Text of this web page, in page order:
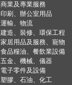
商業及專業服務
印刷、辦公室用品
運輸、物流
建造、裝修、環保工程
家居用品及服務、寵物
食品糧油、餐飲業設備
五金、機械、儀器
電子零件及設備
塑膠、石油、化工